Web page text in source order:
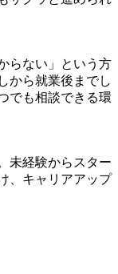
らない」という方
から就業後までし
でも相談できる環
未経験からスター
、キャリアアップ